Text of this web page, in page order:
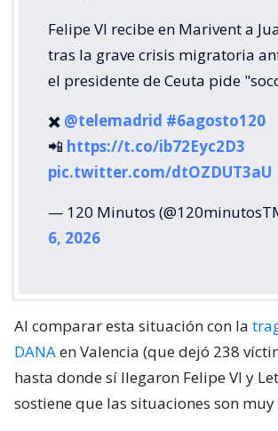
Felipe VI recibe en Marivent a
tras la grave crisis migratoria
el presidente de Ceuta pide
✖️ @telemadrid #6agosto120
📲 https://t.co/ib72Eyc2D3
pic.twitter.com/dtOZDUT3aU
— 120 Minutos
6, 2026
Al comparar esta situación con la
DANAen Valencia (que dejó 238
hasta donde sí llegaron Felipe VI y
sostiene que las situaciones son